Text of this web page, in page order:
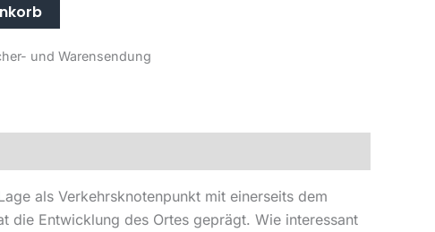
und Warensendung
als Verkehrsknotenpunkt mit einerseits dem
die Entwicklung des Ortes geprägt. Wie interessant